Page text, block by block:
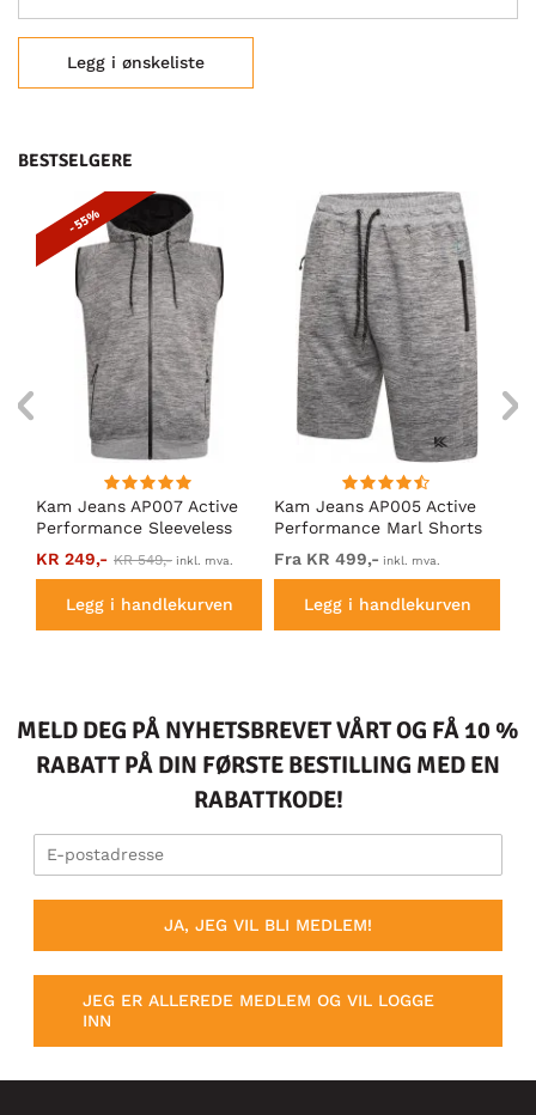
Legg i ønskeliste
BESTSELGERE
Kam Jeans AP007 Active
Performance Sleeveless
Hoody Grey
- 55%
KR 249,- KR 549,- inkl. mva.
Legg i handlekurven
Kam Jeans AP005 Active
Performance Marl Shorts
Grey
Fra KR 499,- inkl. mva.
Legg i handlekurven
MELD DEG PÅ NYHETSBREVET VÅRT OG FÅ 10 %
RABATT PÅ DIN FØRSTE BESTILLING MED EN
RABATTKODE!
JA, JEG VIL BLI MEDLEM!
JEG ER ALLEREDE MEDLEM OG VIL LOGGE
INN